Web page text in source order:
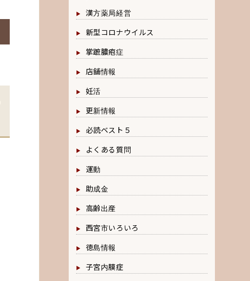
漢方薬局経営
新型コロナウイルス
掌蹠膿疱症
店舗情報
妊活
更新情報
必読ベスト５
よくある質問
運動
助成金
高齢出産
西宮市いろいろ
徳島情報
子宮内膜症